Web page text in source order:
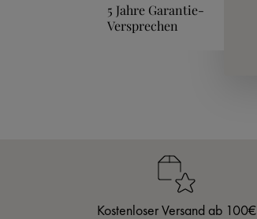
5 Jahre Garantie-
Versprechen
Kostenloser Versand ab 100€